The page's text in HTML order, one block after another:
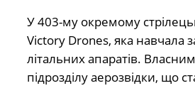
У 403-му окремому
Victory Drones, яка навчала
літальних апаратів.
підрозділу аерозвідки, що